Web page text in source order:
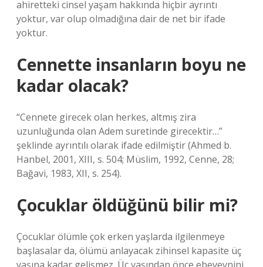
ahiretteki cinsel yaşam hakkında hiçbir ayrıntı
yoktur, var olup olmadığına dair de net bir ifade
yoktur.
Cennette insanların boyu ne
kadar olacak?
“Cennete girecek olan herkes, altmış zira
uzunluğunda olan Adem suretinde girecektir…”
şeklinde ayrıntılı olarak ifade edilmiştir (Ahmed b.
Hanbel, 2001, XIII, s. 504; Müslim, 1992, Cenne, 28;
Bağavi, 1983, XII, s. 254).
Çocuklar öldüğünü bilir mi?
Çocuklar ölümle çok erken yaşlarda ilgilenmeye
başlasalar da, ölümü anlayacak zihinsel kapasite üç